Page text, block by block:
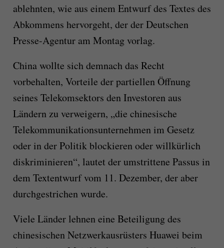
ablehnten, wie aus einem Entwurf des Textes des
Abkommens hervorgeht, der der Deutschen
Presse-Agentur am Montag vorlag.
China wollte sich demnach das Recht
vorbehalten, Vorteile der partiellen Öffnung
seines Telekomsektors den Investoren aus
Ländern zu verweigern, „die chinesische
Telekommunikationsunternehmen im Gesetz
oder in der Politik blockieren oder willkürlich
diskriminieren“, lautet der umstrittene Passus in
dem Textentwurf vom 11. Dezember, der aber
durchgestrichen wurde.
Viele Länder lehnen eine Beteiligung des
chinesischen Netzwerkausrüsters Huawei beim